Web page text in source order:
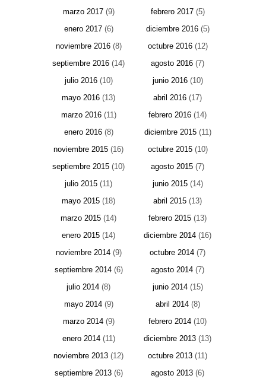
marzo 2017(9) febrero 2017(5)
enero 2017(6) diciembre 2016(5)
noviembre 2016(8) octubre 2016(12)
septiembre 2016 (14) agosto 2016 (7)
julio 2016(10) junio 2016(10)
mayo 2016 (13) abril 2016 (17)
marzo 2016(11) febrero 2016 (14)
enero 2016(8) diciembre 2015(11)
noviembre 2015 (16) octubre 2015(10)
septiembre 2015 (10) agosto 2015 (7)
julio 2015 (11) junio 2015(14)
mayo 2015 (18) abril 2015 (13)
marzo 2015 (14) febrero 2015 (13)
enero 2015 (14) diciembre 2014 (16)
noviembre 2014(9) octubre 2014 (7)
septiembre 2014(6) agosto 2014 (7)
julio 2014 (8) junio 2014(15)
mayo 2014(9) abril 2014(8)
marzo 2014(9) febrero 2014 (10)
enero 2014(11) diciembre 2013 (13)
noviembre 2013 (12) octubre 2013 (11)
septiembre 2013(6) agosto 2013 (6)